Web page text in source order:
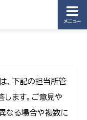
メニュー
、下記の担当所管
ます。ご意見や
なる場合や複数に